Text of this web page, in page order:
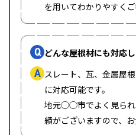
を用いてわかりやすくご
Q どんな屋根材にも対応
A スレート、瓦、金属屋
に対応可能です。
地元◯◯市でよく見られ
績がございますので、